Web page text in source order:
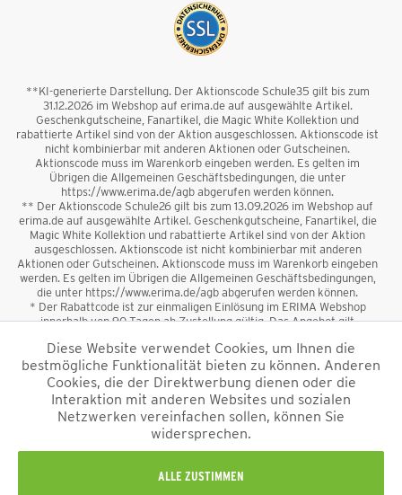
**KI-generierte Darstellung. Der Aktionscode Schule35 gilt bis zum
31.12.2026 im Webshop auf erima.de auf ausgewählte Artikel.
Geschenkgutscheine, Fanartikel, die Magic White Kollektion und
rabattierte Artikel sind von der Aktion ausgeschlossen. Aktionscode ist
nicht kombinierbar mit anderen Aktionen oder Gutscheinen.
Aktionscode muss im Warenkorb eingeben werden. Es gelten im
Übrigen die Allgemeinen Geschäftsbedingungen, die unter
https://www.erima.de/agb abgerufen werden können.
** Der Aktionscode Schule26 gilt bis zum 13.09.2026 im Webshop auf
erima.de auf ausgewählte Artikel. Geschenkgutscheine, Fanartikel, die
Magic White Kollektion und rabattierte Artikel sind von der Aktion
ausgeschlossen. Aktionscode ist nicht kombinierbar mit anderen
Aktionen oder Gutscheinen. Aktionscode muss im Warenkorb eingeben
werden. Es gelten im Übrigen die Allgemeinen Geschäftsbedingungen,
die unter https://www.erima.de/agb abgerufen werden können.
* Der Rabattcode ist zur einmaligen Einlösung im ERIMA Webshop
innerhalb von 90 Tagen ab Zustellung gültig. Das Angebot gilt
sowie Geschenkgutscheine sind vom Rabatt ausgeschlossen. Der
Rabattcode ist nicht mit anderen Aktionen oder Gutscheinen
kombinierbar. Der Mindestbestellwert beträgt 50 €
*Alle Preise verstehen sich inkl. Mehrwertsteuer und zzgl.
und ggf. Nachnahmegebühren, wenn nicht anders
beschrieben.
Diese Website verwendet Cookies, um Ihnen die
bestmögliche Funktionalität bieten zu können. Anderen
Cookies, die der Direktwerbung dienen oder die
Interaktion mit anderen Websites und sozialen
Netzwerken vereinfachen sollen, können Sie
widersprechen.